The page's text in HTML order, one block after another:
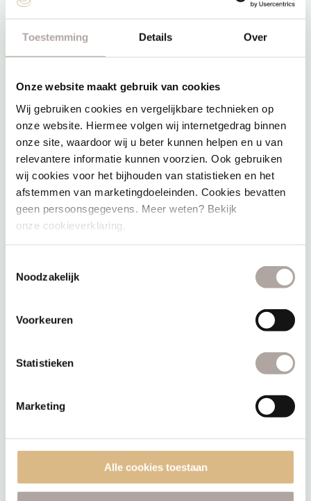
Toestemming Details Over
Onze website maakt gebruik van cookies
Wij gebruiken cookies en vergelijkbare technieken op
onze website. Hiermee volgen wij internetgedrag binnen
onze site, waardoor wij u beter kunnen helpen en u van
relevantere informatie kunnen voorzien. Ook gebruiken
wij cookies voor het bijhouden van statistieken en het
afstemmen van marketingdoeleinden. Cookies bevatten
geen persoonsgegevens. Meer weten? Bekijk
onze cookieverklaring.
Noodzakelijk
Voorkeuren
Statistieken
Marketing
Alle cookies toestaan